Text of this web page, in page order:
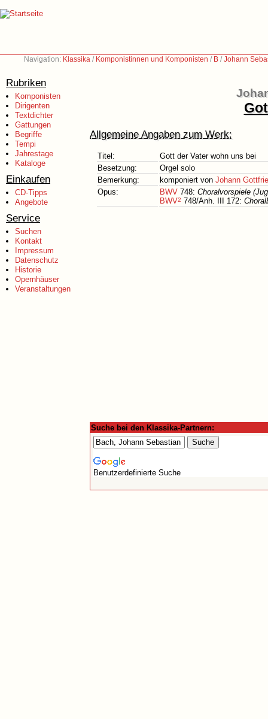
Navigation: Klassika / Komponistinnen und Komponisten / B /Johann
Rubriken
Komponisten
Dirigenten
Textdichter
Gattungen
Begriffe
Tempi
Jahrestage
Kataloge
Einkaufen
CD-Tipps
Angebote
Service
Suchen
Kontakt
Impressum
Datenschutz
Historie
Opernhäuser
Veranstaltungen
Allgemeine Angaben zum Werk:
Titel:
Gott der Vater wohn uns bei
Besetzung:
Orgel solo
Bemerkung:
komponiert von Johann
Opus:
BWV 748: Choralvorspiele
BWV2 748/Anh. III 172:
Suche bei den Klassika-Partnern:
Benutzerdefinierte Suche